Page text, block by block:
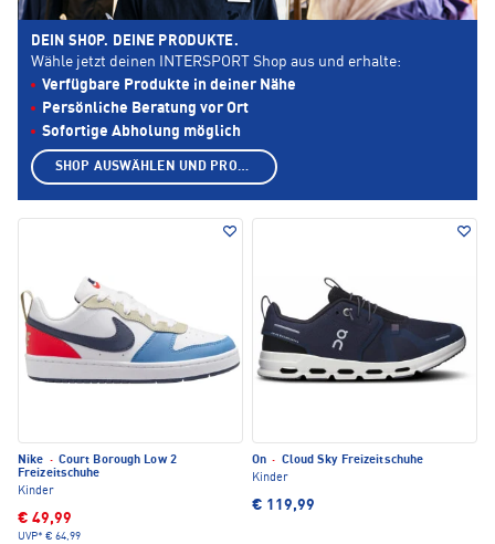
Nike · Court Borough Low 2
Freizeitschuhe
Kinder
€ 49,99
UVP* € 64,99
On · Cloud Sky Freizeitschuhe
Kinder
€ 119,99
DEIN SHOP. DEINE PRODUKTE.
Wähle jetzt deinen INTERSPORT Shop aus und erhalte:
Verfügbare Produkte in deiner Nähe
Persönliche Beratung vor Ort
Sofortige Abholung möglich
SHOP AUSWÄHLEN UND PRODUKTE ANZEIGEN